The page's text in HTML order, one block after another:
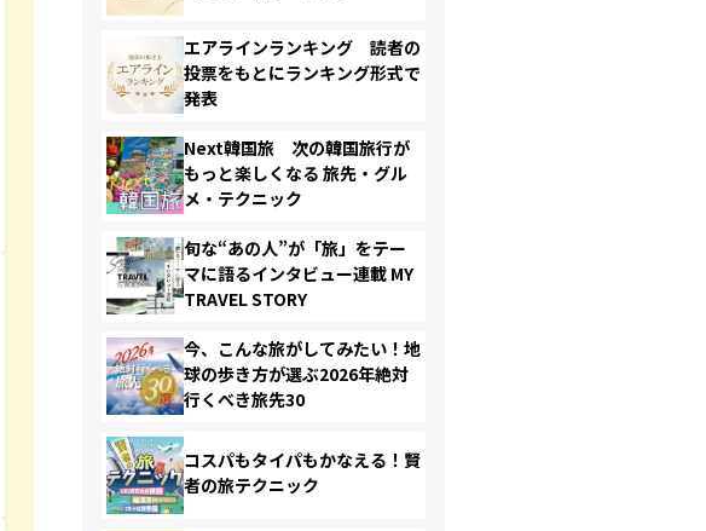
エアラインランキング 読者の
投票をもとにランキング形式で
発表
Next韓国旅 次の韓国旅行が
もっと楽しくなる 旅先・グル
メ・テクニック
旬な“あの人”が「旅」をテー
マに語るインタビュー連載 MY
TRAVEL STORY
今、こんな旅がしてみたい！地
球の歩き方が選ぶ2026年絶対
行くべき旅先30
コスパもタイパもかなえる！賢
者の旅テクニック